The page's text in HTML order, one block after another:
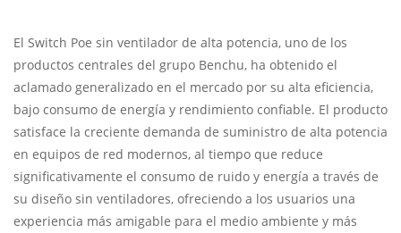
El Switch Poe sin ventilador de alta potencia, uno de los
productos centrales del grupo Benchu, ha obtenido el
aclamado generalizado en el mercado por su alta eficiencia,
bajo consumo de energía y rendimiento confiable. El producto
satisface la creciente demanda de suministro de alta potencia
en equipos de red modernos, al tiempo que reduce
significativamente el consumo de ruido y energía a través de
su diseño sin ventiladores, ofreciendo a los usuarios una
experiencia más amigable para el medio ambiente y más